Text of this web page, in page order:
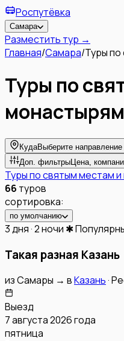
Роспутёвка
Самара
Разместить тур →
Главная/Самара/Туры
Туры по
монастырям
КудаВыберите направление
Доп. фильтры Цена,
Туры по святым местам
66 туров
сортировка:
по умолчанию
3 дня · 2 ночи ✱
Такая разная Казань
изСамары → вКазань·
Выезд
7 августа 2026 года
пятница